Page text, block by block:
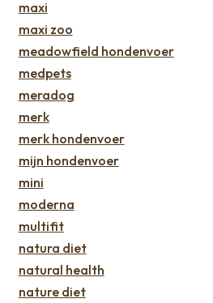
maxi
maxi zoo
meadowfield hondenvoer
medpets
meradog
merk
merk hondenvoer
mijn hondenvoer
mini
moderna
multifit
natura diet
natural health
nature diet